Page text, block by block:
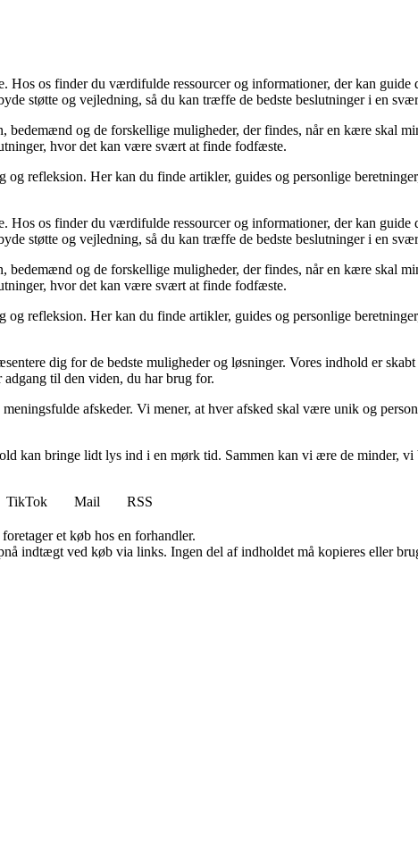
os finder du værdifulde ressourcer og informationer, der kan guide
støtte og vejledning, så du kan træffe de bedste beslutninger i en
bedemænd og de forskellige muligheder, der findes, når en kære skal
hvor det kan være svært at finde fodfæste.
refleksion. Her kan du finde artikler, guides og personlige
os finder du værdifulde ressourcer og informationer, der kan guide
støtte og vejledning, så du kan træffe de bedste beslutninger i en
bedemænd og de forskellige muligheder, der findes, når en kære skal
hvor det kan være svært at finde fodfæste.
refleksion. Her kan du finde artikler, guides og personlige
dig for de bedste muligheder og løsninger. Vores indhold er
adgang til den viden, du har brug for.
afskeder. Vi mener, at hver afsked skal være unik og
kan bringe lidt lys ind i en mørk tid. Sammen kan vi ære de minder,
TikTok Mail
RSS
et køb hos en forhandler.
indtægt ved køb via links. Ingen del af indholdet må kopieres eller